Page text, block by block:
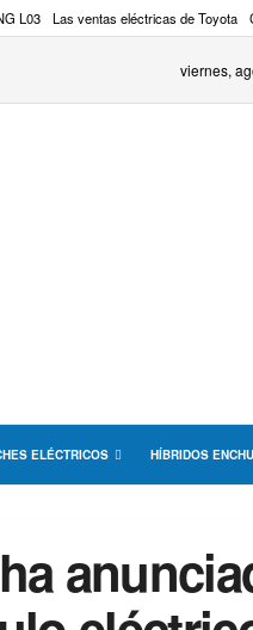
L03 Las ventas eléctricas de Toyota
viernes,
ELÉCTRICOS HÍBRIDOS